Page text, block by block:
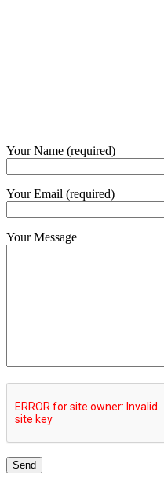
Your Name (required)
Your Email (required)
Your Message